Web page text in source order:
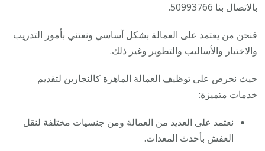
بالاتصال بنا 50993766.
فنحن من يعتمد على العمالة بشكل أساسي ونعتني بأمور التدريب
والاختيار والأساليب والتطوير وغير ذلك.
حيث نحرص على توظيف العمالة الماهرة كالنجارين لتقديم
خدمات متميزة:
نعتمد على العديد من العمالة ومن جنسيات مختلفة لنقل
العفش بأحدث المعدات.